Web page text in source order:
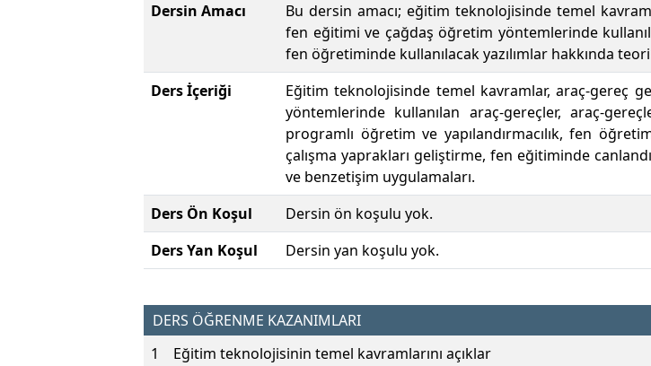
Dersin Amacı
Bu dersin amacı; eğitim teknolojisinde temel
fen eğitimi ve çağdaş öğretim yöntemlerinde
fen öğretiminde kullanılacak yazılımlar hakkında
Ders İçeriği
Eğitim teknolojisinde temel kavramlar, araç-gereç
yöntemlerinde kullanılan araç-gereçler, araç-
programlı öğretim ve yapılandırmacılık, fen
çalışma yaprakları geliştirme, fen eğitiminde
ve benzetişim uygulamaları.
Ders Ön Koşul
Dersin ön koşulu yok.
Ders Yan Koşul
Dersin yan koşulu yok.
DERS ÖĞRENME KAZANIMLARI
1
Eğitim teknolojisinin temel kavramlarını açıklar